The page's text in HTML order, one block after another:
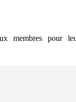
membres pour